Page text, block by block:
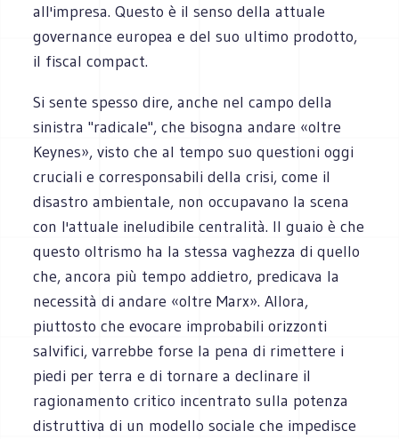
all'impresa. Questo è il senso della attuale
governance europea e del suo ultimo prodotto,
il fiscal compact.
Si sente spesso dire, anche nel campo della
sinistra "radicale", che bisogna andare «oltre
Keynes», visto che al tempo suo questioni oggi
cruciali e corresponsabili della crisi, come il
disastro ambientale, non occupavano la scena
con l'attuale ineludibile centralità. Il guaio è che
questo oltrismo ha la stessa vaghezza di quello
che, ancora più tempo addietro, predicava la
necessità di andare «oltre Marx». Allora,
piuttosto che evocare improbabili orizzonti
salvifici, varrebbe forse la pena di rimettere i
piedi per terra e di tornare a declinare il
ragionamento critico incentrato sulla potenza
distruttiva di un modello sociale che impedisce